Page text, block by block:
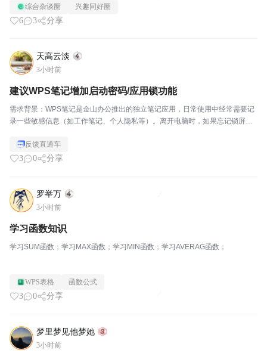
综合杂谈圈 兴趣同好圈
6 3 分享
天高云淡
3小时前
建议WPS笔记增加启动密码/应用锁功能
需求背景：WPS笔记是金山办公推出的独立笔记应用，日常使用中经常需要记
录一些敏感信息（如工作笔记、个人隐私等）。离开电脑时，如果忘记锁屏，
样，增加"启动密码"或"应用锁"功能，每次打开W...
反馈直通车
3 0 分享
罗举万
3小时前
学习函数知识
学习SUM函数；学习MAX函数；学习MIN函数；学习AVERAG函数；
WPS表格 函数公式
3 0 分享
梦里梦见他梦她
3小时前